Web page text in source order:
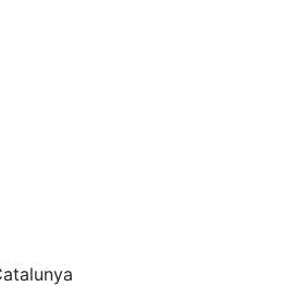
nos al nostre canal de Twitter